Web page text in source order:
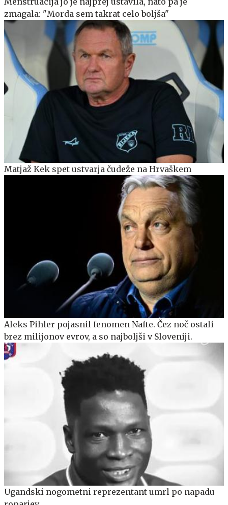
zmagala: "Morda sem takrat celo boljša"
Matjaž Kek spet ustvarja čudeže na Hrvaškem
Aleks Pihler pojasnil fenomen Nafte. Čez noč ostali
brez milijonov evrov, a so najboljši v Sloveniji.
Ugandski nogometni reprezentant umrl po napadu